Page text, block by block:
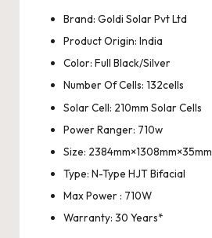
Brand: Goldi Solar Pvt Ltd
Product Origin: India
Color: Full Black/Silver
Number Of Cells: 132cells
Solar Cell: 210mm Solar Cells
Power Ranger: 710w
Size: 2384mm×1308mm×35mm
Type: N-Type HJT Bifacial
Max Power : 710W
Warranty: 30 Years*